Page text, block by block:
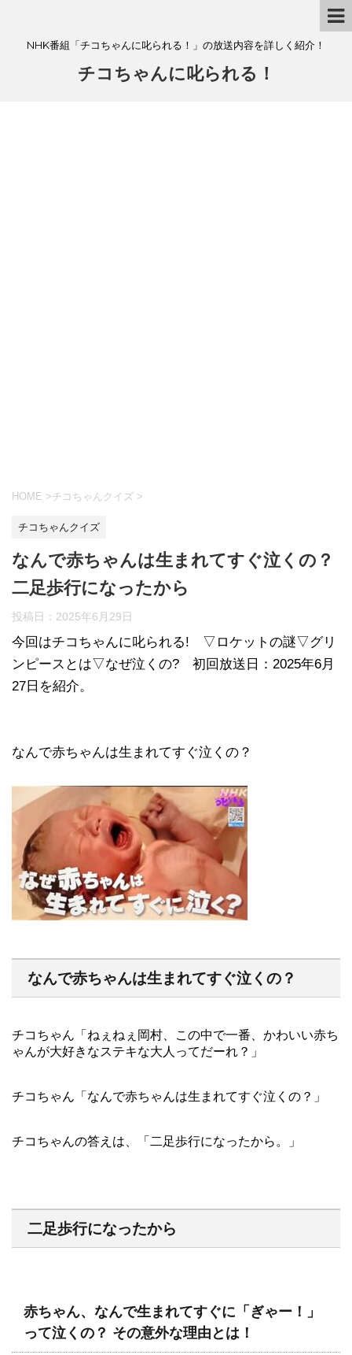
NHK番組「チコちゃんに叱られる！」の放送内容を詳しく紹介！
チコちゃんに叱られる！
HOME >チコちゃんクイズ >
チコちゃんクイズ
なんで赤ちゃんは生まれてすぐ泣くの？
二足歩行になったから
投稿日： 2025年6月29日
今回はチコちゃんに叱られる! ▽ロケットの謎▽グリ
ンピースとは▽なぜ泣くの? 初回放送日：2025年6月
27日を紹介。
なんで赤ちゃんは生まれてすぐ泣くの？
なんで赤ちゃんは生まれてすぐ泣くの？
チコちゃん「ねぇねぇ岡村、この中で一番、かわいい赤ち
ゃんが大好きなステキな大人ってだーれ？」
チコちゃん「なんで赤ちゃんは生まれてすぐ泣くの？」
チコちゃんの答えは、「二足歩行になったから。」
二足歩行になったから
赤ちゃん、なんで生まれてすぐに「ぎゃー！」
って泣くの？ その意外な理由とは！